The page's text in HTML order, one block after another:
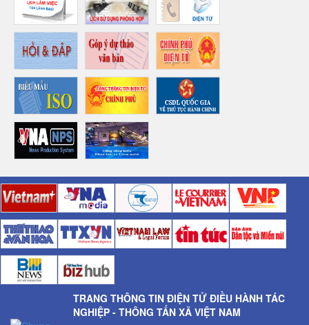
TRANG THÔNG TIN ĐIỆN TỬ ĐIỀU HÀNH TÁC
NGHIỆP - THÔNG TẤN XÃ VIỆT NAM